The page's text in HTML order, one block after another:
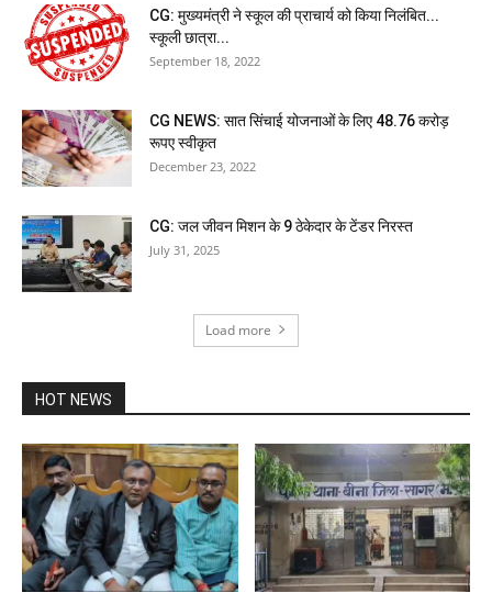
CG: मुख्यमंत्री ने स्कूल की प्राचार्य को किया निलंबित...
स्कूली छात्रा...
September 18, 2022
CG NEWS: सात सिंचाई योजनाओं के लिए 48.76 करोड़
रूपए स्वीकृत
December 23, 2022
CG: जल जीवन मिशन के 9 ठेकेदार के टेंडर निरस्त
July 31, 2025
Load more
HOT NEWS